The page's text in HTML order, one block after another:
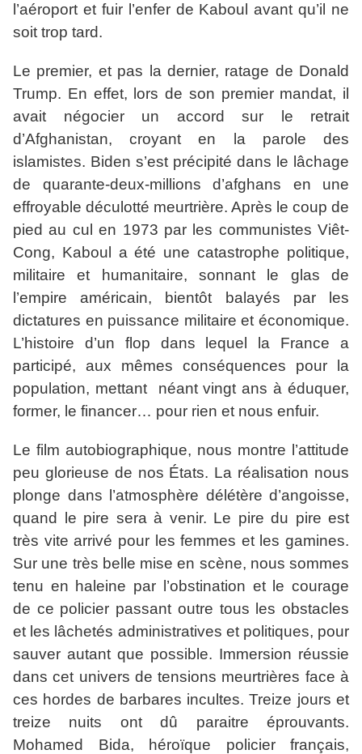
l’aéroport et fuir l’enfer de Kaboul avant qu’il ne
soit trop tard.
Le premier, et pas la dernier, ratage de Donald
Trump. En effet, lors de son premier mandat, il
avait négocier un accord sur le retrait
d’Afghanistan, croyant en la parole des
islamistes. Biden s’est précipité dans le lâchage
de quarante-deux-millions d’afghans en une
effroyable déculotté meurtrière. Après le coup de
pied au cul en 1973 par les communistes Viêt-
Cong, Kaboul a été une catastrophe politique,
militaire et humanitaire, sonnant le glas de
l’empire américain, bientôt balayés par les
dictatures en puissance militaire et économique.
L’histoire d’un flop dans lequel la France a
participé, aux mêmes conséquences pour la
population, mettant néant vingt ans à éduquer,
former, le financer… pour rien et nous enfuir.
Le film autobiographique, nous montre l’attitude
peu glorieuse de nos États. La réalisation nous
plonge dans l’atmosphère délétère d’angoisse,
quand le pire sera à venir. Le pire du pire est
très vite arrivé pour les femmes et les gamines.
Sur une très belle mise en scène, nous sommes
tenu en haleine par l’obstination et le courage
de ce policier passant outre tous les obstacles
et les lâchetés administratives et politiques, pour
sauver autant que possible. Immersion réussie
dans cet univers de tensions meurtrières face à
ces hordes de barbares incultes. Treize jours et
treize nuits ont dû paraitre éprouvants.
Mohamed Bida, héroïque policier français,